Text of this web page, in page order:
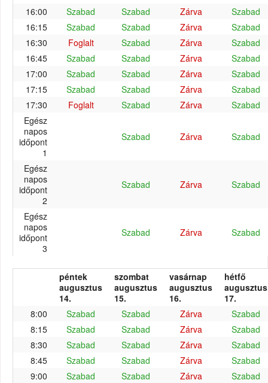
16:00
Szabad Szabad Zárva
Szabad
16:15
Szabad Szabad Zárva
Szabad
16:30
Foglalt Szabad Zárva
Szabad
16:45
Szabad Szabad Zárva
Szabad
17:00
Szabad Szabad Zárva
Szabad
17:15
Szabad Szabad Zárva
Szabad
17:30
Foglalt Szabad Zárva
Szabad
Egész
napos
időpont
1
Szabad Zárva Szabad
Egész
napos
időpont
2
Szabad Zárva Szabad
Egész
napos
időpont
3
Szabad Zárva Szabad
péntek
augusztus
14.
szombat
augusztus
15.
vasárnap
augusztus
16.
hétfő
augusztus
17.
8:00
Szabad Szabad Zárva
Szabad
8:15
Szabad Szabad Zárva
Szabad
8:30
Szabad Szabad Zárva
Szabad
8:45
Szabad Szabad Zárva
Szabad
9:00
Szabad Szabad Zárva
Szabad